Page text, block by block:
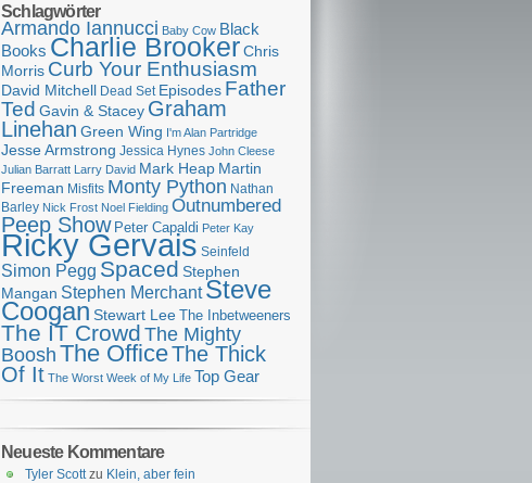
Schlagwörter
Armando Iannucci Baby Cow Black
Books Charlie BrookerChris
Morris Curb Your Enthusiasm
David Mitchell Dead Set Episodes Father
Ted Gavin & Stacey Graham
Linehan Green Wing I'm Alan Partridge
Jesse Armstrong Jessica Hynes John Cleese
Julian Barratt Larry David Mark Heap Martin
Freeman Misfits Monty Python Nathan
Barley Nick Frost Noel Fielding Outnumbered
Peep Show Peter Capaldi Peter Kay
Ricky Gervais Seinfeld
Simon Pegg Spaced Stephen
Mangan Stephen Merchant Steve
CooganStewart Lee The Inbetweeners
The IT Crowd The Mighty
Boosh The OfficeThe Thick
Of It The Worst Week of My Life Top Gear
Neueste Kommentare
Tyler Scottzu Klein, aber fein